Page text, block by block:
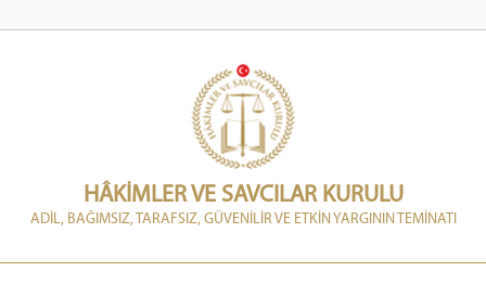
HÂKİMLER VE SAVCILAR KURULU
ADİL, BAĞIMSIZ, TARAFSIZ, GÜVENİLİR VE ETKİN YARGININ TEMİNATI